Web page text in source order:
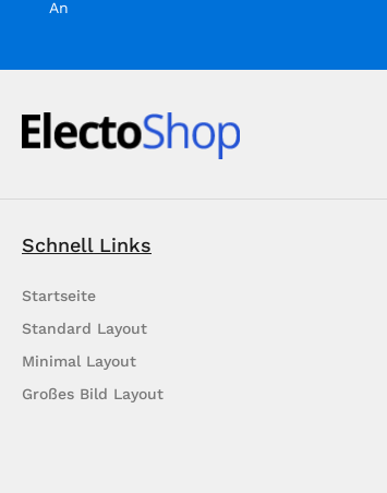
An
Schnell Links
Startseite
Standard Layout
Minimal Layout
Großes Bild Layout